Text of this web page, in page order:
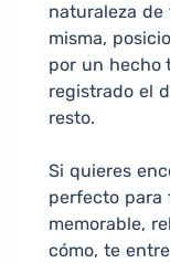
naturaleza
misma,
por un hecho
registrado el
resto.
Si quieres
perfecto para
memorable,
cómo, te